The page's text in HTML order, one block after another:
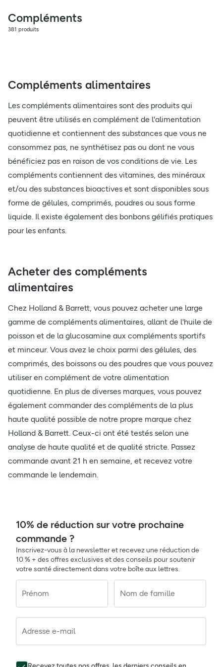
Compléments
381 produits
Compléments alimentaires
Les compléments alimentaires sont des produits qui
peuvent être utilisés en complément de l'alimentation
quotidienne et contiennent des substances que vous ne
consommez pas, ne synthétisez pas ou dont ne vous
bénéficiez pas en raison de vos conditions de vie. Les
compléments contiennent des vitamines, des minéraux
et/ou des substances bioactives et sont disponibles sous
forme de gélules, comprimés, poudres ou sous forme
liquide. Il existe également des bonbons gélifiés pratiques
pour les enfants.
Acheter des compléments
alimentaires
Chez Holland & Barrett, vous pouvez acheter une large
gamme de compléments alimentaires, allant de l'huile de
poisson et de la glucosamine aux compléments sportifs
et minceur. Vous avez le choix parmi des gélules, des
comprimés, des boissons ou des poudres que vous pouvez
utiliser en complément de votre alimentation
quotidienne. En plus de diverses marques, vous pouvez
également commander des compléments de la plus
haute qualité possible de notre propre marque chez
Holland & Barrett. Ceux-ci ont été testés selon une
analyse de haute qualité et de qualité stricte. Passez
commande avant 21 h en semaine, et recevez votre
commande le lendemain.
10% de réduction sur votre prochaine
commande ?
Inscrivez-vous à la newsletter et recevez une réduction de
10 % + des offres exclusives et des conseils pour soutenir
votre santé directement dans votre boîte aux lettres.
Prénom Nom de famille
Adresse e-mail